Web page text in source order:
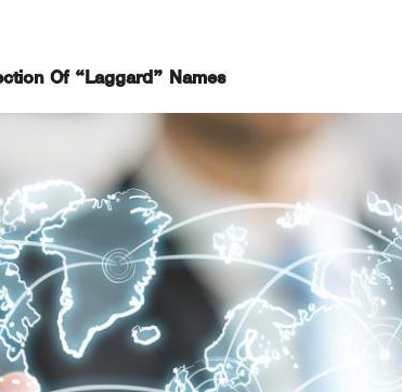
Of “Laggard” Names